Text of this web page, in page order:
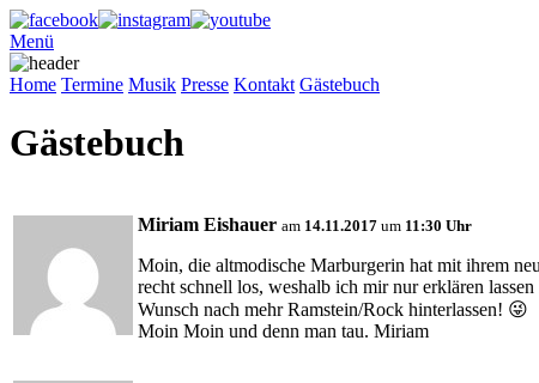
Menü
Home Termine Musik Presse Kontakt Gästebuch
Gästebuch
Miriam Eishauer am 14.11.2017 um 11:30 Uhr
Moin, die altmodische Marburgerin hat mit ihrem
recht schnell los, weshalb ich mir nur erklären
Wunsch nach mehr Ramstein/Rock hinterlassen! 😜
Moin Moin und denn man tau. Miriam